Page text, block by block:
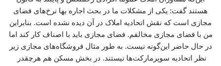
هستند گفت: یکی از مشکلات ما در بحث اجاره بها نرخ‌های فضای
مجازی است که نقش اتحادیه املاک در آن دیده نشده است. بنابراین
من با فضای مجازی مخالفم. فضای مجازی باید با اصناف کار کند اما
در حال حاضر این‌گونه نیست. به طور مثال فروشگاه‌های مجازی زیر
نظر اتحادیه سوپرمارکت‌ها نیستند. در بخش مسکن هم هرچقدر